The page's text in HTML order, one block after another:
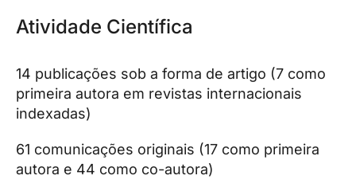
Atividade Científica
14 publicações sob a forma de artigo (7 como
primeira autora em revistas internacionais
indexadas)
61 comunicações originais (17 como primeira
autora e 44 como co-autora)